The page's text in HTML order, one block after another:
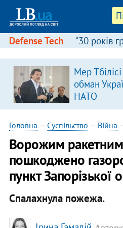
Defense Tech “30 років
Мер
обман
НАТО
Головна — Суспільство — Війна
Ворожим
пошкоджено
пункт Запорізької
Спалахнула пожежа.